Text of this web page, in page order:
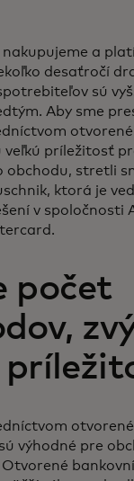
a
desaťročí
sú
Aby sme
veľkú príležitosť
obchodu, stretli
ktorá je
v spoločnosti
počet
výhodné pre